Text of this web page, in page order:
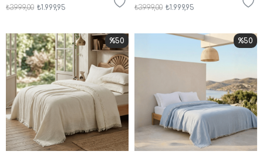
₺1.999,95
₺3.999,00
₺1.999,95
₺3.999,00
%50 %50